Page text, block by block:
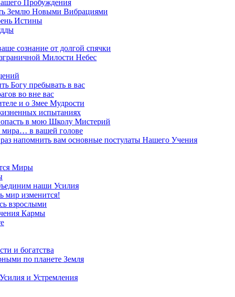
Пробуждения
Землю Новыми Вибрациями
Истины
сознание от долгой спячки
Милости Небес
Богу пребывать в вас
во вне вас
и о Змее Мудрости
испытаниях
в мою Школу Мистерий
в вашей голове
напомнить вам основные постулаты Нашего Учения
Миры
наши Усилия
мир изменится!
взрослыми
Кармы
и богатства
по планете Земля
и Устремления